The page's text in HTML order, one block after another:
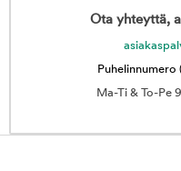
Ota yhteyttä,
Ma-Ti & To-Pe